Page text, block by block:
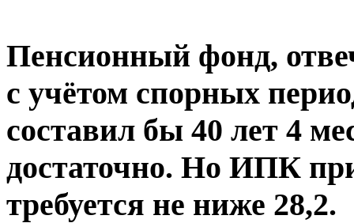
Пенсионный фонд,
с учётом спорных
составил бы 40 лет 4
достаточно. Но ИПК
требуется не ниже 28,2.